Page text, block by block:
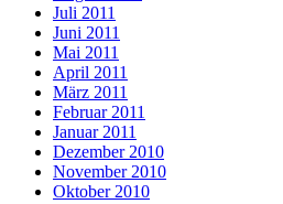
Juli 2011
Juni 2011
Mai 2011
April 2011
März 2011
Februar 2011
Januar 2011
Dezember 2010
November 2010
Oktober 2010